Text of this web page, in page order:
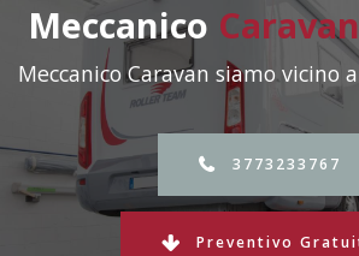
Meccanico
Meccanico Caravan siamo vicino
3773233767
Preventivo